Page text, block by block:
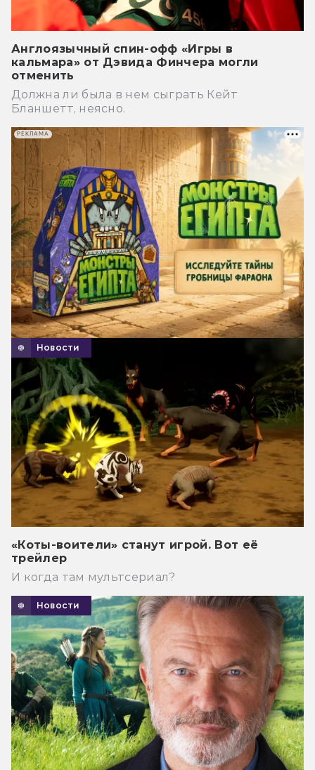
Англоязычный спин-офф «Игры в
кальмара» от Дэвида Финчера могли
отменить
Должна ли была в нем сыграть Кейт
Бланшетт, неясно.
Новости
«Коты-воители» станут игрой. Вот её
трейлер
И когда там мультсериал?
Новости
РЕКЛАМА